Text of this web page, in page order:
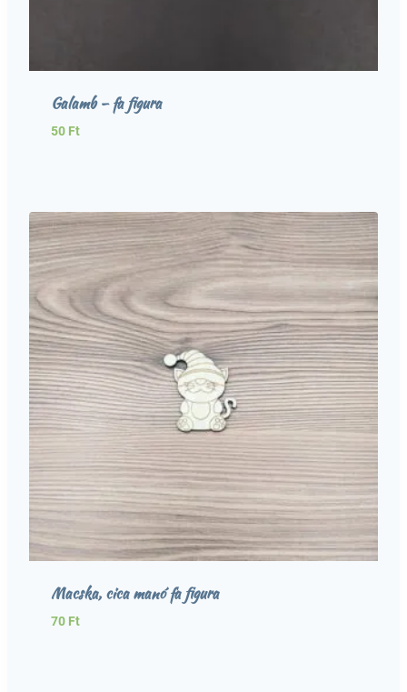
Galamb – fa figura
50 Ft
Macska, cica manó fa figura
70 Ft